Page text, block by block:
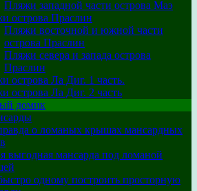
Пляжи западной части острова Маэ
острова Праслин
Пляжи восточной и южной части
острова Праслин
Пляжи севера и запада острова
Праслин
острова Ла Диг. 1 часть.
острова Ла Диг. 2 часть
домик
о ломаных крышах мансардных
выгодная мансарда под ломаной
одному построить просторную